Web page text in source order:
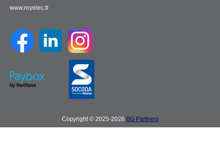
www.royelec.fr
Copyright © 2025-2026 BG Partners